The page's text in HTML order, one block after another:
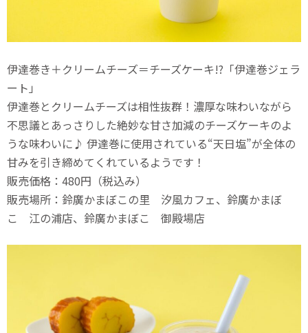
伊達巻き＋クリームチーズ＝チーズケーキ!?「伊達巻ジェラ
ート」
伊達巻とクリームチーズは相性抜群！濃厚な味わいながら
不思議とあっさりした絶妙な甘さ加減のチーズケーキのよ
うな味わいに♪ 伊達巻に使用されている“天日塩”が全体の
甘みを引き締めてくれているようです！
販売価格：480円（税込み）
販売場所：鈴廣かまぼこの里 汐風カフェ、鈴廣かまぼ
こ 江の浦店、鈴廣かまぼこ 御殿場店